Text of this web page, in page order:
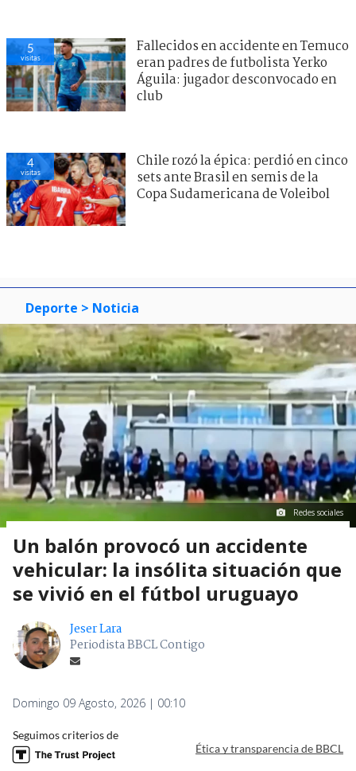
5
visitas
Fallecidos en accidente en Temuco
eran padres de futbolista Yerko
Águila: jugador desconvocado en
club
4
visitas
Chile rozó la épica: perdió en cinco
sets ante Brasil en semis de la
Copa Sudamericana de Voleibol
Deporte > Noticia
Redes sociales
Un balón provocó un accidente
vehicular: la insólita situación que
se vivió en el fútbol uruguayo
Jeser Lara
Periodista BBCL Contigo
Domingo 09 Agosto, 2026 | 00:10
Seguimos criterios de
Ética y transparencia de BBCL